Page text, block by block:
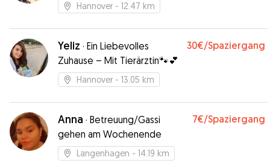
Hannover - 12.47 km
Yeliz · Ein Liebevolles
Zuhause – Mit Tierärztin🐾💕
30€/Spaziergang
Hannover - 13.05 km
Anna · Betreuung/Gassi
gehen am Wochenende
7€/Spaziergang
Langenhagen - 14.19 km